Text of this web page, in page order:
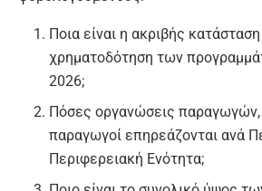
Ποια είναι η ακριβής
χρηματοδότηση των
2026;
Πόσες οργανώσεις παραγωγών,
παραγωγοί επηρεάζονται ανά
Περιφερειακή Ενότητα;